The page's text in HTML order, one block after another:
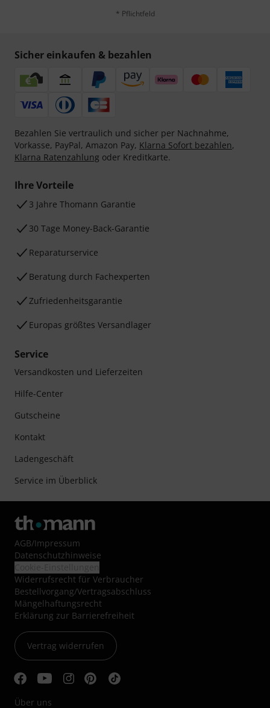
* Pflichtfeld
Sicher einkaufen & bezahlen
Bezahlen Sie vertraulich und sicher per Nachnahme,
Vorkasse, PayPal, Amazon Pay, Klarna Sofort bezahlen,
Klarna Ratenzahlung oder Kreditkarte.
Ihre Vorteile
3 Jahre Thomann Garantie
30 Tage Money-Back-Garantie
Reparaturservice
Beratung durch Fachexperten
Zufriedenheitsgarantie
Europas größtes Versandlager
Service
Versandkosten und Lieferzeiten
Hilfe-Center
Gutscheine
Kontakt
Ladengeschäft
Service im Überblick
AGB/Impressum
Datenschutzhinweise
Widerrufsrecht für Verbraucher
Bestellvorgang/Vertragsabschluss
Mängelhaftungsrecht
Erklärung zur Barrierefreiheit
Vertrag widerrufen
Über uns